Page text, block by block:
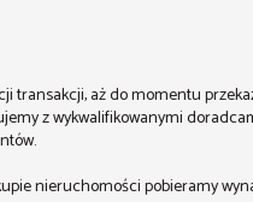
transakcji, aż do momentu
z wykwalifikowanymi
nieruchomości pobieramy